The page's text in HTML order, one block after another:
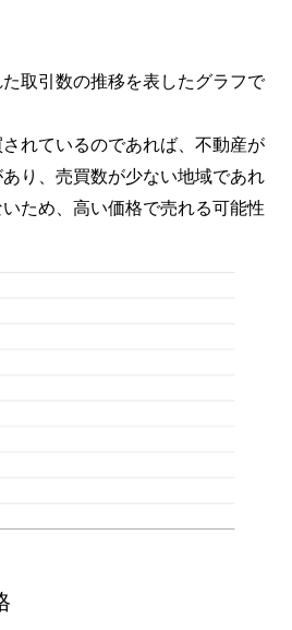
取引数の推移を表したグラフで
れているのであれば、不動産が
り、売買数が少ない地域であれ
ため、高い価格で売れる可能性